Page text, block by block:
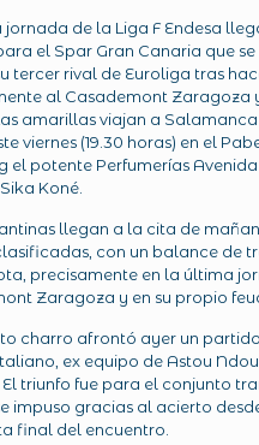
jornada de la Liga F Endesa
el Spar Gran Canaria que
tercer rival de Euroliga tras
al Casademont Zaragoza
amarillas viajan a
viernes (19.30 horas) en el
el potente Perfumerías
Koné.
llegan a la cita de
con un balance de
precisamente en la última
Zaragoza y en su propio
charro afrontó ayer un
ex equipo de Astou
triunfo fue para el conjunto
impuso gracias al acierto
final del encuentro.